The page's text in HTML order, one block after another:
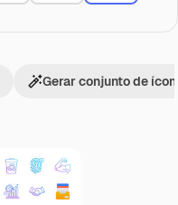
Gerar conjunto de